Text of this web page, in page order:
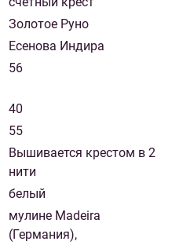
Золотое Руно
Есенова Индира
56
40
55
Вышивается крестом в 2
нити
белый
мулине Madeira
(Германия),